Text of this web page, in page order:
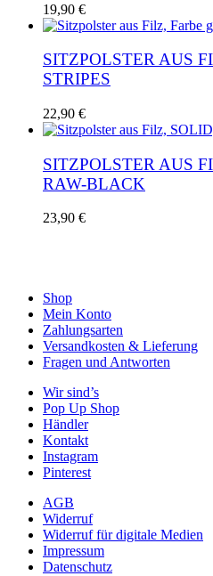
19,90 €
SITZPOLSTER AUS
STRIPES
22,90 €
SITZPOLSTER AUS
RAW-BLACK
23,90 €
Shop
Mein Konto
Zahlungsarten
Versandkosten & Lieferung
Fragen und Antworten
Wir sind’s
Pop Up Shop
Händler
Kontakt
Instagram
Pinterest
AGB
Widerruf
Widerruf für digitale Medien
Impressum
Datenschutz